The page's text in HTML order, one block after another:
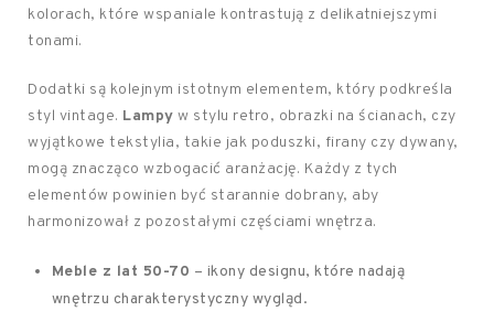
kolorach, które wspaniale kontrastują z delikatniejszymi
tonami.
Dodatki są kolejnym istotnym elementem, który podkreśla
styl vintage. Lampy w stylu retro, obrazki na ścianach, czy
wyjątkowe tekstylia, takie jak poduszki, firany czy dywany,
mogą znacząco wzbogacić aranżację. Każdy z tych
elementów powinien być starannie dobrany, aby
harmonizował z pozostałymi częściami wnętrza.
Meble z lat 50-70 – ikony designu, które nadają
wnętrzu charakterystyczny wygląd.